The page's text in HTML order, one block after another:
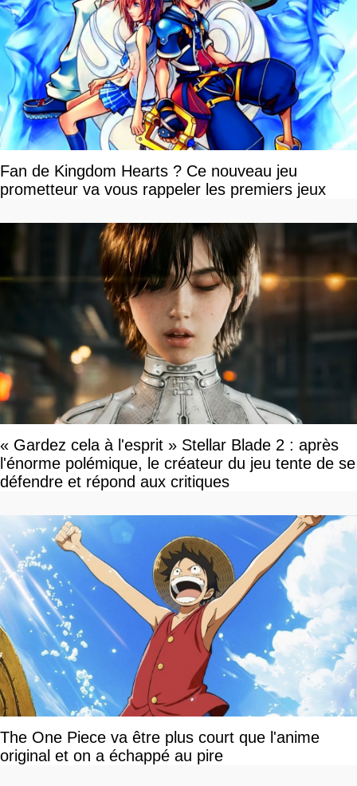
Fan de Kingdom Hearts ? Ce nouveau jeu
prometteur va vous rappeler les premiers jeux
« Gardez cela à l'esprit » Stellar Blade 2 : après
l'énorme polémique, le créateur du jeu tente de se
défendre et répond aux critiques
The One Piece va être plus court que l'anime
original et on a échappé au pire